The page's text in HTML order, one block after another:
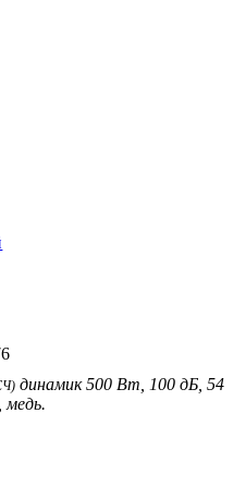
динамик 500 Вт, 100 дБ, 54
медь.